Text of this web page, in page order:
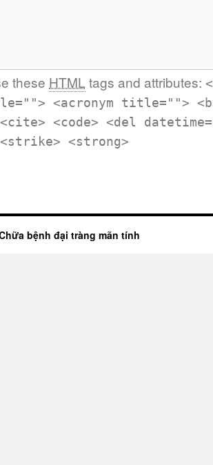
these HTML tags and attributes:
<acronym title="">
<code> <del
<strong>
bệnh đại tràng mãn tính